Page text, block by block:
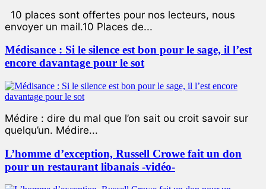
10 places sont offertes pour nos lecteurs, nous
envoyer un mail.10 Places de...
Médisance : Si le silence est bon pour le sage, il l’est
encore davantage pour le sot
Médire : dire du mal que l’on sait ou croit savoir sur
quelqu’un. Médire...
L’homme d’exception, Russell Crowe fait un don
pour un restaurant libanais -vidéo-